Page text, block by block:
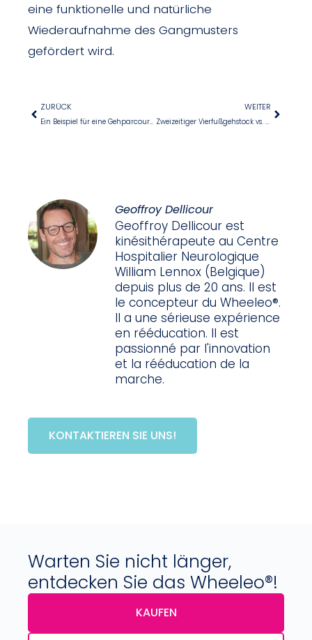
eine funktionelle und natürliche
Wiederaufnahme des Gangmusters
gefördert wird.
ZURÜCK
Ein Beispiel für eine Gehparcours-Übung bei Hemiparese
WEITER
Zweizeitiger Vierfußgehstock vs. zweizeitiger Wheeleo®
Geoffroy Dellicour
Geoffroy Dellicour est
kinésithérapeute au Centre
Hospitalier Neurologique
William Lennox (Belgique)
depuis plus de 20 ans. Il est
le concepteur du Wheeleo®.
Il a une sérieuse expérience
en rééducation. Il est
passionné par l'innovation
et la rééducation de la
marche.
KONTAKTIEREN SIE UNS!
Warten Sie nicht länger,
entdecken Sie das Wheeleo®!
KAUFEN